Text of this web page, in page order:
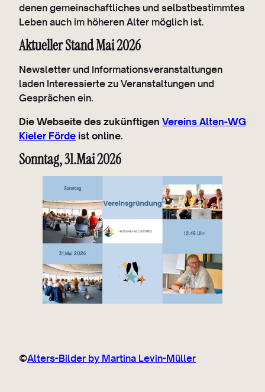
denen gemeinschaftliches und selbstbestimmtes
Leben auch im höheren Alter möglich ist.
Aktueller Stand Mai 2026
Newsletter und Informationsveranstaltungen
laden Interessierte zu Veranstaltungen und
Gesprächen ein.
Die Webseite des zukünftigen Vereins Alten-WG
Kieler Förde ist online.
Sonntag, 31.Mai 2026
©Alters-Bilder by Martina Levin-Müller